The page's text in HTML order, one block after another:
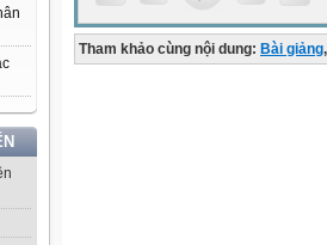
Tham khảo cùng nội dung: Bài giảng,